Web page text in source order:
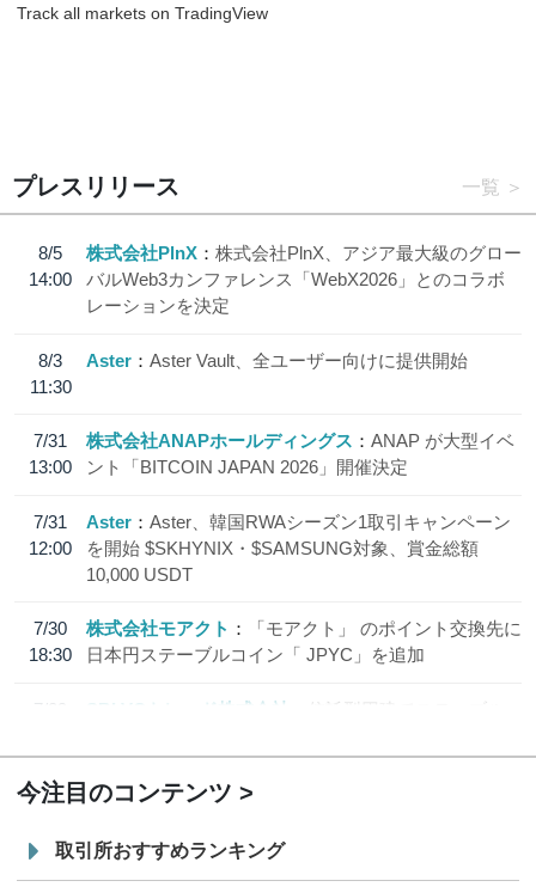
Track all markets on TradingView
プレスリリース 一覧
8/5
14:00
株式会社PlnX
株式会社PlnX、アジア最大級のグロー
バルWeb3カンファレンス「WebX2026」とのコラボ
レーションを決定
8/3
11:30
Aster Aster Vault、全ユーザー向けに提供開始
7/31
13:00
株式会社ANAPホールディングス
ANAP が大型イベ
ント「BITCOIN JAPAN 2026」開催決定
7/31
12:00
Aster
Aster、韓国RWAシーズン1取引キャンペーン
を開始 $SKHYNIX・$SAMSUNG対象、賞金総額
10,000 USDT
7/30
18:30
株式会社モアクト
「モアクト」 のポイント交換先に
日本円ステーブルコイン「 JPYC」を追加
7/29
SBI VCトレード株式会社
信託型円建てステーブル
今注目のコンテンツ
取引所おすすめランキング